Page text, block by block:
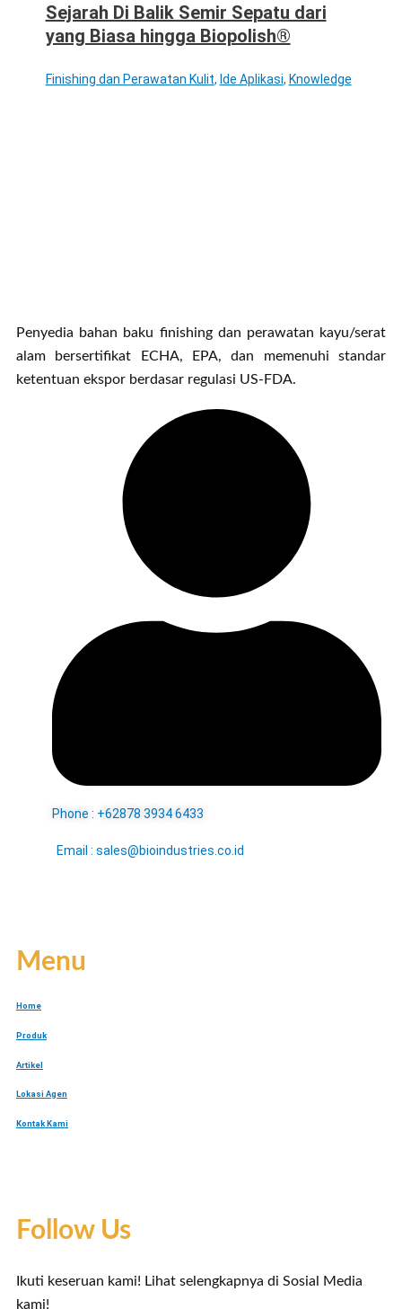
Sejarah Di Balik Semir Sepatu dari
yang Biasa hingga Biopolish®
Finishing dan Perawatan Kulit, Ide Aplikasi, Knowledge
Penyedia bahan baku finishing dan perawatan kayu/serat
alam bersertifikat ECHA, EPA, dan memenuhi standar
ketentuan ekspor berdasar regulasi US-FDA.
Phone : +62878 3934 6433
Email : sales@bioindustries.co.id
Menu
Home
Produk
Artikel
Lokasi Agen
Kontak Kami
Follow Us
Ikuti keseruan kami! Lihat selengkapnya di Sosial Media
kami!